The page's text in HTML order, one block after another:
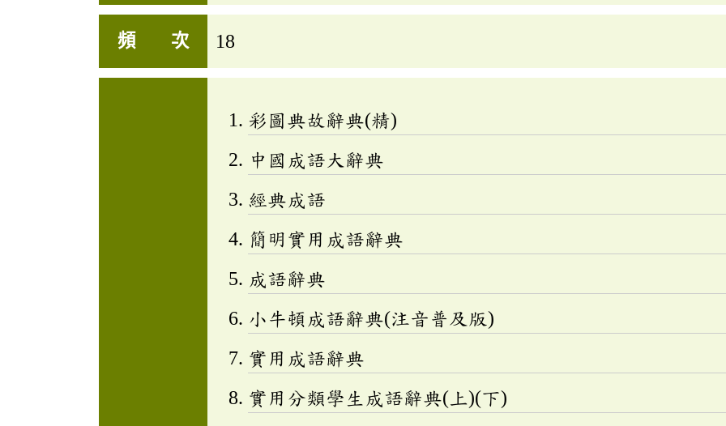
頻 次 18
彩圖典故辭典(精)
中國成語大辭典
經典成語
簡明實用成語辭典
成語辭典
小牛頓成語辭典(注音普及版)
實用成語辭典
實用分類學生成語辭典(上)(下)